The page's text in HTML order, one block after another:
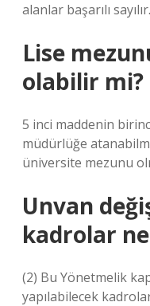
alanlar başarılı sayılır.
Lise
olabilir mi?
5 inci maddenin
müdürlüğe
üniversite mezunu
Unvan
kadrolar
(2) Bu Yönetmelik
yapılabilecek